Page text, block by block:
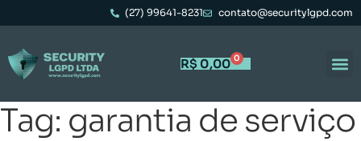
(27) 99641-8231 contato@securitylgpd.com
R$ 0,00 0
Tag: garantia de serviço